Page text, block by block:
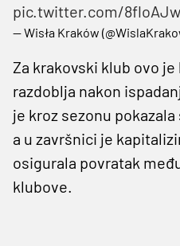
pic.twitter.com/
— Wisła Kraków
Za krakovski klub ovo
razdoblja nakon
je kroz sezonu
a u završnici je
osigurala povratak
klubove.